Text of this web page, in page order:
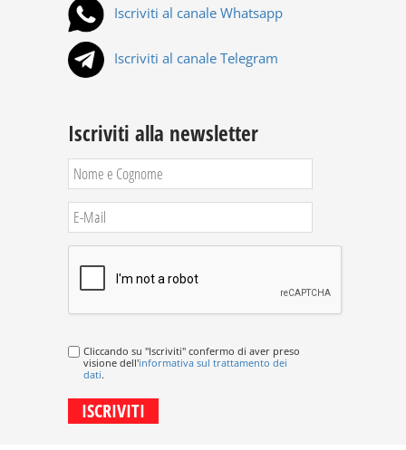
Iscriviti al canale Whatsapp
Iscriviti al canale Telegram
Iscriviti alla newsletter
Cliccando su "Iscriviti" confermo di aver preso
visione dell'informativa sul trattamento dei
dati.